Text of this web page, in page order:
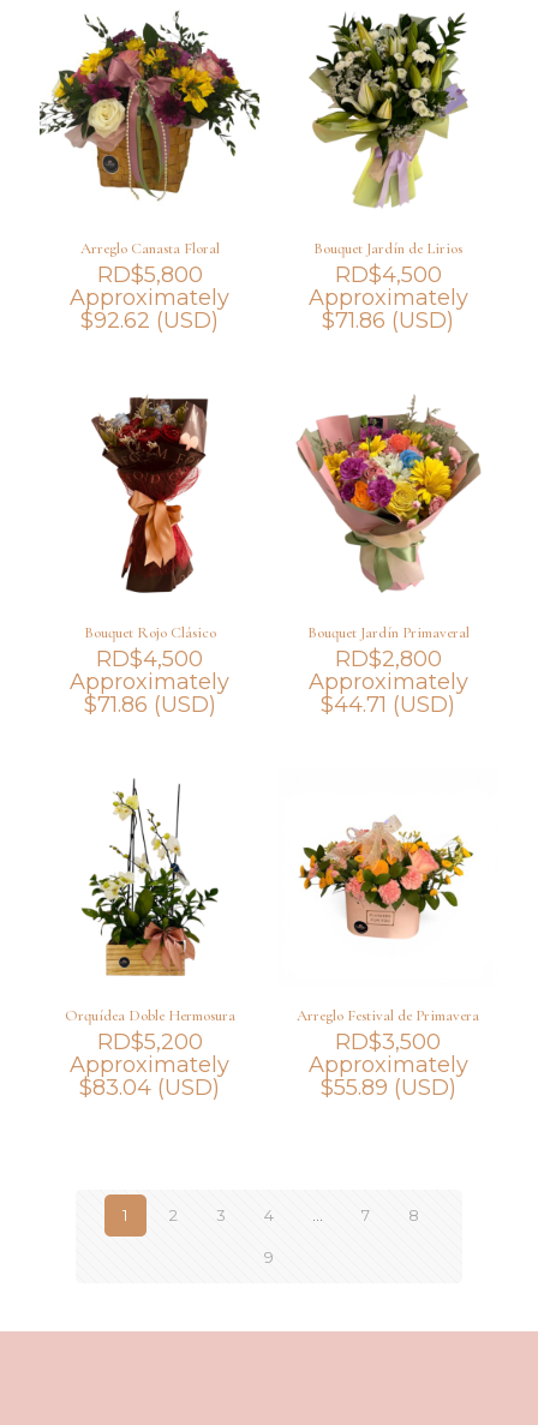
Arreglo Canasta Floral
RD$5,800
Approximately
$92.62 (USD)
Bouquet Jardín de Lirios
RD$4,500
Approximately
$71.86 (USD)
Bouquet Rojo Clásico
RD$4,500
Approximately
$71.86 (USD)
Bouquet Jardín Primaveral
RD$2,800
Approximately
$44.71 (USD)
Orquídea Doble Hermosura
RD$5,200
Approximately
$83.04 (USD)
Arreglo Festival de Primavera
RD$3,500
Approximately
$55.89 (USD)
1 2 3 4 7 8
9